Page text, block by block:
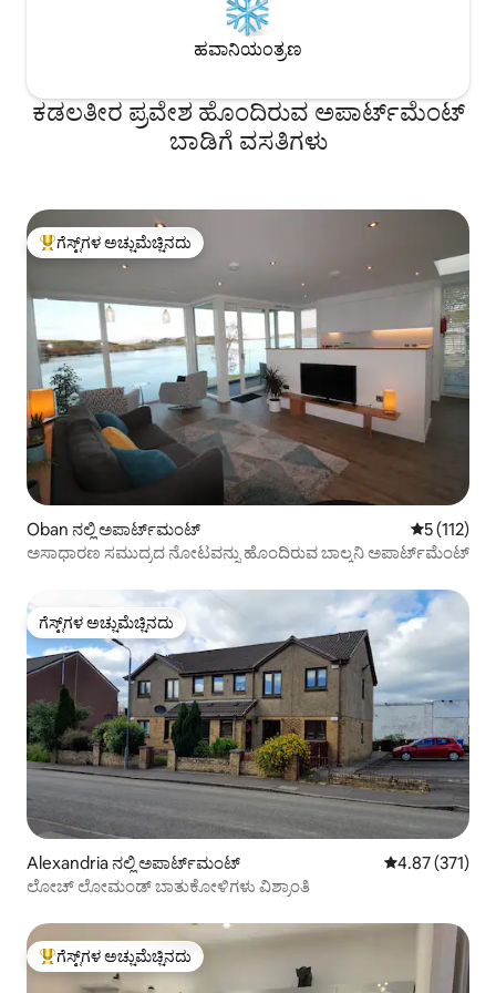
ಹವಾನಿಯಂತ್ರಣ
ಕಡಲತೀರ ಪ್ರವೇಶ ಹೊಂದಿರುವ ಅಪಾರ್ಟ್‌ಮೆಂಟ್
ಬಾಡಿಗೆ ವಸತಿಗಳು
ಗೆಸ್ಟ್‌ಗಳಿಗೆ ಅತಿ ಹೆಚ್ಚು ಅಚ್ಚುಮೆಚ್ಚಿನದು
ಗೆಸ್ಟ್‌ಗಳ ಅಚ್ಚುಮೆಚ್ಚಿನದು
Oban ನಲ್ಲಿ ಅಪಾರ್ಟ್‌ಮಂಟ್ 5 ರಲ್ಲಿ 5
5 (112)
ಅಸಾಧಾರಣ ಸಮುದ್ರದ ನೋಟವನ್ನು ಹೊಂದಿರುವ ಬಾಲ್ಕನಿ ಅಪಾರ್ಟ್‌ಮೆಂಟ್
ಗೆಸ್ಟ್‌ಗಳ ಅಚ್ಚುಮೆಚ್ಚಿನದು
ಗೆಸ್ಟ್‌ಗಳ ಅಚ್ಚುಮೆಚ್ಚಿನದು
Alexandria ನಲ್ಲಿ ಅಪಾರ್ಟ್‌ಮಂಟ್ 5 ರಲ್ಲಿ 4.87
4.87 (371)
ಲೋಚ್ ಲೋಮಂಡ್ ಬಾತುಕೋಳಿಗಳು ವಿಶ್ರಾಂತಿ
ಗೆಸ್ಟ್‌ಗಳಿಗೆ ಅತಿ ಹೆಚ್ಚು ಅಚ್ಚುಮೆಚ್ಚಿನದು
ಗೆಸ್ಟ್‌ಗಳ ಅಚ್ಚುಮೆಚ್ಚಿನದು